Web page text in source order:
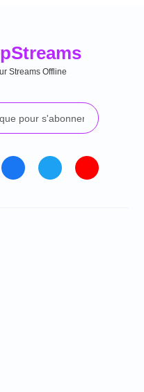
Streams
Streams Offline